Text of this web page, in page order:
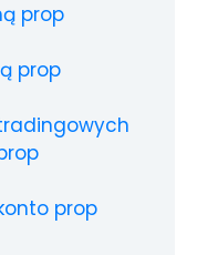
prop
prop
prop